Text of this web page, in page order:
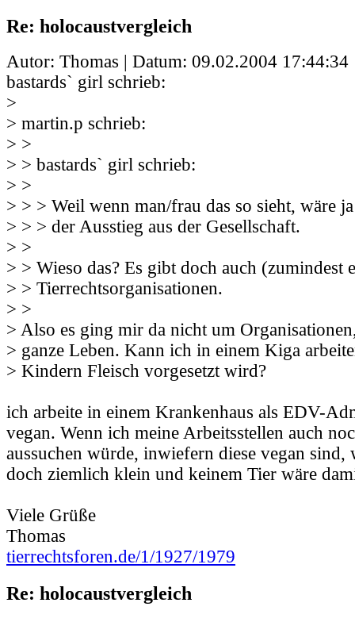
Re: holocaustvergleich
Autor: Thomas | Datum: 09.02.2004 17:44:34
bastards` girl schrieb:
>
> martin.p schrieb:
> >
> > bastards` girl schrieb:
> >
> > > Weil wenn man/frau das so sieht, wäre
> > > der Ausstieg aus der Gesellschaft.
> >
> > Wieso das? Es gibt doch auch (zumindest
> > Tierrechtsorganisationen.
> >
> Also es ging mir da nicht um
> ganze Leben. Kann ich in einem Kiga
> Kindern Fleisch vorgesetzt wird?
ich arbeite in einem Krankenhaus als EDV-
vegan. Wenn ich meine Arbeitsstellen auch
aussuchen würde, inwiefern diese vegan sind,
doch ziemlich klein und keinem Tier wäre
Viele Grüße
Thomas
tierrechtsforen.de/1/1927/1979
Re: holocaustvergleich